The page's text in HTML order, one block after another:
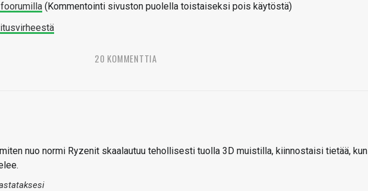
(Kommentointi sivuston puolella toistaiseksi pois käytöstä)
20 KOMMENTTIA
nuo normi Ryzenit skaalautuu tehollisesti tuolla 3D muistilla, kiinnostaisi tietää, kun